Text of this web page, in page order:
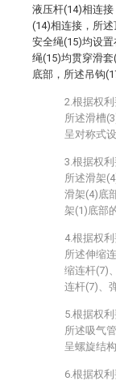
液压杆(14)相连
(14)相连接，所
安全绳(15)均设
绳(15)均贯穿滑
底部，所述吊钩
2.根据权
所述滑槽
呈对称式
3.根据权
所述滑架
滑架(4)底
架(1)底部
4.根据权
所述伸缩
缩连杆(7)
连杆(7)、
5.根据权
所述吸气
呈螺旋结构
6.根据权